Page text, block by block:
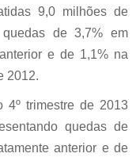
9,0 milhões de
quedas de 3,7% em
e de 1,1% na
2012.
4º trimestre de 2013
quedas de
anterior e de